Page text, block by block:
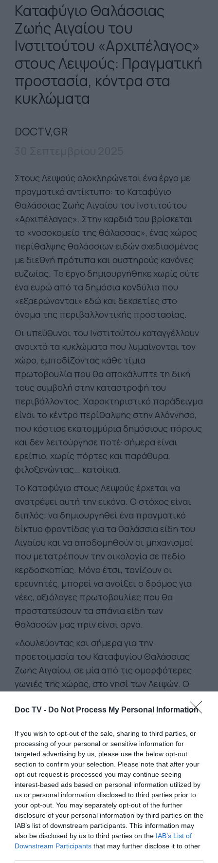
Doc TV - Do Not Process My Personal Information
If you wish to opt-out of the sale, sharing to third parties, or
processing of your personal or sensitive information for
targeted advertising by us, please use the below opt-out
section to confirm your selection. Please note that after your
opt-out request is processed you may continue seeing
interest-based ads based on personal information utilized by
us or personal information disclosed to third parties prior to
your opt-out. You may separately opt-out of the further
disclosure of your personal information by third parties on the
IAB’s list of downstream participants. This information may
also be disclosed by us to third parties on the IAB’s List of
Downstream Participants that may further disclose it to other
Καταφύγιο Θαλάσσιας
Ζωής Αιγαίου του
Ινστιτούτου «Αρχιπέλαγος»
στους Λειψούς: Πραγματική
προστασία, κόντρα στα
κυκλώματα
DOCTV,GR
Στους Λειψούς ολοκληρώνεται ένα έργο με
πραγματικό αντίκτυπο: το Καταφύγιο
Θαλάσσιας Ζωής Αιγαίου του Ινστιτούτου
«Αρχιπέλαγος». Στην καρδιά του βρίσκεται
το «νοσοκομείο της θάλασσας», ένας χώρος
περίθαλψης θαλάσσιων ειδών σχεδιασμένος
με διεθνή πρότυπα και αυστηρούς κανόνες
ευζωίας. Το έργο δημιουργήθηκε χωρίς ούτε
ένα ευρώ από τα δημόσια κονδύλια που
«εξαερώνονται» εδώ και δεκαετίες στο
όνομα της περιβαλλοντικής προστασίας.
Οι υπεύθυνοι του Ινστιτούτου καταγγέλλουν
ανοιχτά τα κυκλώματα που λυμαίνονται τον
χώρο, εμποδίζοντας κάθε τίμια
πρωτοβουλία που θα αποκάλυπτε τη δική
τους συμβολή στην καταστροφή του
περιβάλλοντος. Χαρακτηριστικό παράδειγμα
είναι το κέντρο περίθαλψης στην Αλόννησο,
που κόστισε εκατομμύρια δημόσιους πόρους
και δεν λειτούργησε ποτέ· σήμερα είναι
ερείπιο, χωρίς πόρτες και παράθυρα,
φιλοξενώντας… κατσίκια.
Το Καταφύγιο στους Λειψούς έρχεται να
ανατρέψει αυτή την εικόνα. Ο στόχος είναι
διπλός: να δημιουργηθεί ένα πραγματικό
δίκτυο φροντίδας για τα θαλάσσια είδη του
Αιγαίου και να αποδομηθούν οι μηχανισμοί
που μετατρέπουν την οικολογία σε πεδίο
κερδοσκοπίας. Μόνο έτσι, τονίζουν οι
ερευνητές, μπορεί να ανοίξει ο δρόμος για
νέες, αξιόλογες πρωτοβουλίες που θα
προστατεύσουν τα σπάνια είδη των
θαλασσών μας πριν είναι αργά.
«Δουλεύοντας και σήμερα για την
προετοιμασία του Καταφυγίου Θαλάσσιας
Ζωής Αιγαίου, σε μία από τις ομορφότερες
γωνιές της χώρας, στο νησί των Λειψών. Ο
θάλασσας», όπως το αποκαλούν οι
Αρχιπέλαγος.Πρόκειται για ένα έργο που έχει
κατασκευαστεί και προετοιμάζεται τα
τελευταία χρόνια από ειδικούς, ώστε να
μπορεί να προσφέρει θαλπωρή και
περίθαλψη στα θαλάσσια είδη, με τους
αυστηρότερους όρους ευζωίας των ζώων.
Πρέπει να τονιστεί ότι για αυτό το δύσκολο
εγχείρημα δεν έχουμε λάβει, ούτε
διεκδικήσει, ούτε ένα ευρώ από τον πακτωλό